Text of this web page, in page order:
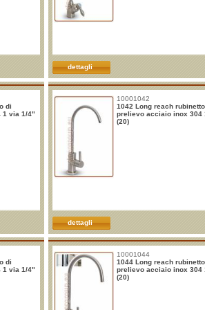
dettagli
di
1 via 1/4"
10001042
1042 Long reach
prelievo acciaio inox 304
(20)
dettagli
di
1 via 1/4"
10001044
1044 Long reach
prelievo acciaio inox 304
(20)